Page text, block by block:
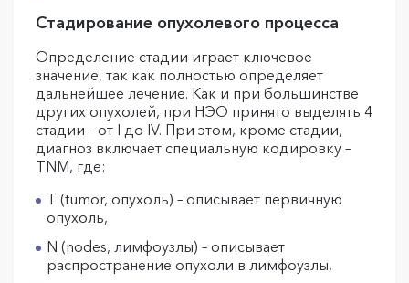
Стадирование опухолевого процесса
Определение стадии играет ключевое
значение, так как полностью определяет
дальнейшее лечение. Как и при большинстве
других опухолей, при НЭО принято выделять 4
стадии – от I до IV. При этом, кроме стадии,
диагноз включает специальную кодировку –
TNM, где:
T (tumor, опухоль) – описывает первичную
опухоль,
N (nodes, лимфоузлы) – описывает
распространение опухоли в лимфоузлы,